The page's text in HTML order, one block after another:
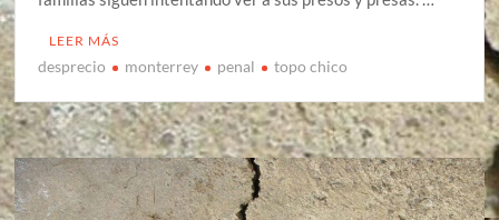
LEER MÁS
desprecio monterrey penal topo chico